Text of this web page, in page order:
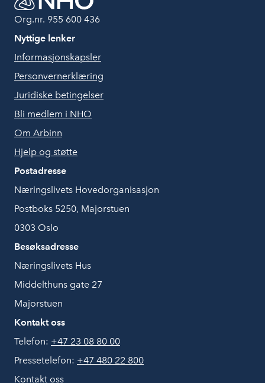
Org.nr. 955 600 436
Nyttige lenker
Informasjonskapsler
Personvernerklæring
Juridiske betingelser
Bli medlem i NHO
Om Arbinn
Hjelp og støtte
Postadresse
Næringslivets Hovedorganisasjon
Postboks 5250, Majorstuen
0303 Oslo
Besøksadresse
Næringslivets Hus
Middelthuns gate 27
Majorstuen
Kontakt oss
Telefon: +47 23 08 80 00
Pressetelefon: +47 480 22 800
Kontakt oss